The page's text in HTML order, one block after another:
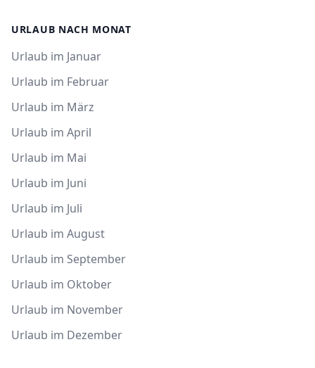
URLAUB NACH MONAT
Urlaub im Januar
Urlaub im Februar
Urlaub im März
Urlaub im April
Urlaub im Mai
Urlaub im Juni
Urlaub im Juli
Urlaub im August
Urlaub im September
Urlaub im Oktober
Urlaub im November
Urlaub im Dezember